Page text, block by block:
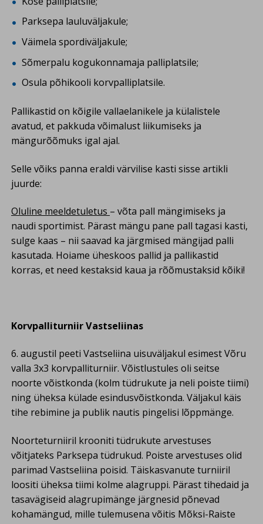
Parksepa lauluväljakule;
Väimela spordiväljakule;
Sõmerpalu kogukonnamaja palliplatsile;
Osula põhikooli korvpalliplatsile.
Pallikastid on kõigile vallaelanikele ja külalistele
avatud, et pakkuda võimalust liikumiseks ja
mängurõõmuks igal ajal.
Selle võiks panna eraldi värvilise kasti sisse artikli
juurde:
Oluline meeldetuletus – võta pall mängimiseks ja
naudi sportimist. Pärast mängu pane pall tagasi kasti,
sulge kaas – nii saavad ka järgmised mängijad palli
kasutada. Hoiame üheskoos pallid ja pallikastid
korras, et need kestaksid kaua ja rõõmustaksid kõiki!
Korvpalliturniir Vastseliinas
6. augustil peeti Vastseliina uisuväljakul esimest Võru
valla 3x3 korvpalliturniir. Võistlustules oli seitse
noorte võistkonda (kolm tüdrukute ja neli poiste tiimi)
ning üheksa külade esindusvõistkonda. Väljakul käis
tihe rebimine ja publik nautis pingelisi lõppmänge.
Noorteturniiril krooniti tüdrukute arvestuses
võitjateks Parksepa tüdrukud. Poiste arvestuses olid
parimad Vastseliina poisid. Täiskasvanute turniiril
loositi üheksa tiimi kolme alagruppi. Pärast tihedaid ja
tasavägiseid alagrupimänge järgnesid põnevad
kohamängud, mille tulemusena võitis Mõksi-Raiste